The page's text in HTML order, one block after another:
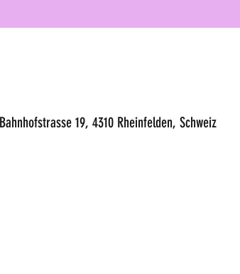
19, 4310 Rheinfelden, Schweiz